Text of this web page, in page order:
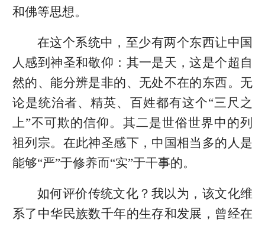
和佛等思想。
在这个系统中，至少有两个东西让中国
人感到神圣和敬仰：其一是天，这是个超自
然的、能分辨是非的、无处不在的东西。无
论是统治者、精英、百姓都有这个“三尺之
上”不可欺的信仰。其二是世俗世界中的列
祖列宗。在此神圣感下，中国相当多的人是
能够“严”于修养而“实”于干事的。
如何评价传统文化？我以为，该文化维
系了中华民族数千年的生存和发展，曾经在